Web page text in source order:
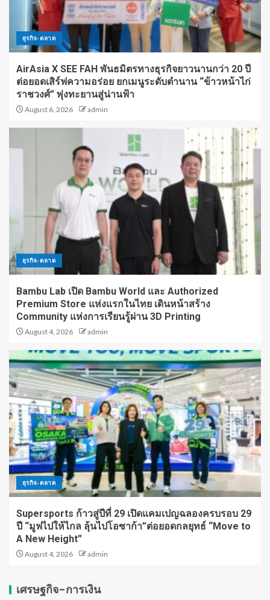
ธุรกิจ-ตลาด
AirAsia X SEE FAH พันธมิตรทางธุรกิจยาวนานกว่า 20 ปี
ต่อยอดเสิร์ฟความอร่อย ยกเมนูระดับตำนาน “ข้าวหน้าไก่
ราชวงศ์” พุ่งทะยานสู่น่านฟ้า
August 6, 2026 admin
ธุรกิจ-ตลาด
Bambu Lab เปิด Bambu World และ Authorized
Premium Store แห่งแรกในไทย เดินหน้าสร้าง
Community แห่งการเรียนรู้ผ่าน 3D Printing
August 4, 2026 admin
ธุรกิจ-ตลาด
Supersports ก้าวสู่ปีที่ 29 เปิดแคมเปญฉลองครบรอบ 29
ปี “มูฟไปให้ไกล ลุ้นไปโอซาก้า”ต่อยอดกลยุทธ์ “Move to
A New Height”
August 4, 2026 admin
เศรษฐกิจ-การเงิน